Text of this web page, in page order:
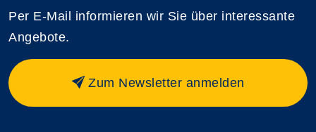
Per E-Mail informieren wir Sie über interessante
Angebote.
Zum Newsletter anmelden